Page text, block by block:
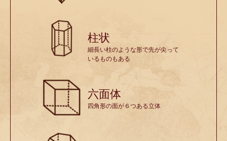
柱状
細長い柱のような形で先が尖って
いるものもある
六面体
四角形の面が６つある立体